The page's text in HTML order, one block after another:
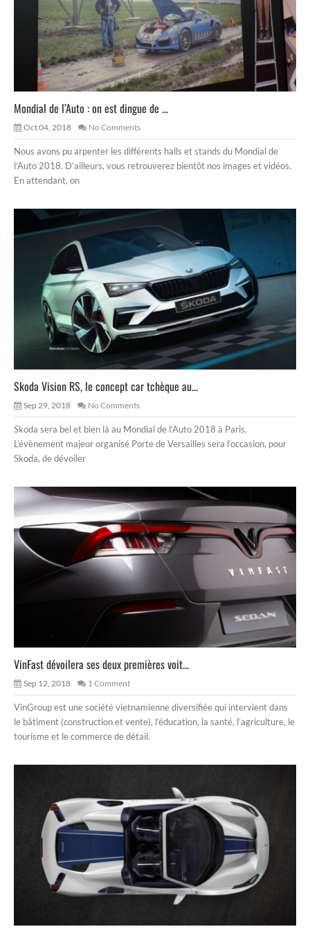
Mondial de l’Auto : on est dingue de ...
Oct 04, 2018 No Comments
Nous avons pu arpenter les différents halls et stands du Mondial de
l’Auto 2018. D’ailleurs, vous retrouverez bientôt nos images et vidéos.
En attendant, on
Skoda Vision RS, le concept car tchèque au...
Sep 29, 2018 No Comments
Skoda sera bel et bien là au Mondial de l’Auto 2018 à Paris.
L’évènement majeur organisé Porte de Versailles sera l’occasion, pour
Skoda, de dévoiler
VinFast dévoilera ses deux premières voit...
Sep 12, 2018 1 Comment
VinGroup est une société vietnamienne diversifiée qui intervient dans
le bâtiment (construction et vente), l’éducation, la santé, l’agriculture, le
tourisme et le commerce de détail.